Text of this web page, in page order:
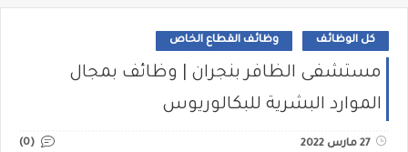
كل الوظائف وظائف القطاع الخاص
مستشفى الظافر بنجران | وظائف بمجال
الموارد البشرية للبكالوريوس
27 مارس 2022 (0)